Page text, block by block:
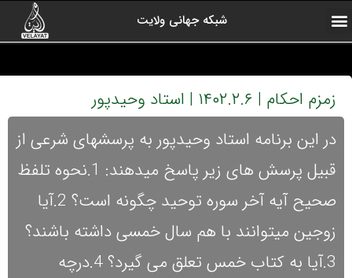
شبکه جهانی ولایت
زمزم احکام | ۱۴۰۲.۲.۶ | استاد وحیدپور
در این برنامه استاد وحیدپور به پرسشهای شرعی از
قبیل پرسش های زیر پاسخ میدهند: 1.نحوه تلفظ
صحیح آیه آخر سوره توحید چگونه است؟ 2.آیا
زوجین میتوانند با هم سال خمسی داشته باشند؟
3.آیا به کتاب خمس تعلق می گیرد؟ 4.درچه